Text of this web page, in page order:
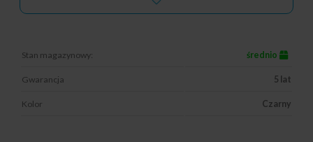
Stan magazynowy: średnio
Gwarancja 5 lat
Kolor Czarny